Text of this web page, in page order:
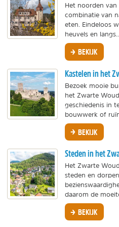
Het noorden
combinatie van
eten. Eindeloos
heuvels en langs...
BEKIJK
Kastelen in het
Bezoek mooie
het Zwarte
geschiedenis in
bouwwerk of
BEKIJK
Steden in het
Het Zwarte
steden en
daarom de
BEKIJK